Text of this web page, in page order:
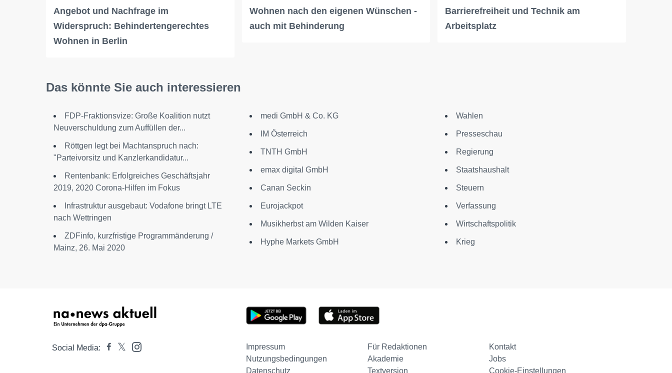
Angebot und Nachfrage im
Widerspruch: Behindertengerechtes
Wohnen in Berlin
Wohnen nach den eigenen Wünschen -
auch mit Behinderung
Barrierefreiheit und Technik am
Arbeitsplatz
Das könnte Sie auch interessieren
FDP-Fraktionsvize: Große Koalition nutzt
Neuverschuldung zum Auffüllen der...
Röttgen legt bei Machtanspruch nach:
"Parteivorsitz und Kanzlerkandidatur...
Rentenbank: Erfolgreiches Geschäftsjahr
2019, 2020 Corona-Hilfen im Fokus
Infrastruktur ausgebaut: Vodafone bringt LTE
nach Wettringen
ZDFinfo, kurzfristige Programmänderung /
Mainz, 26. Mai 2020
medi GmbH & Co. KG
IM Österreich
TNTH GmbH
emax digital GmbH
Canan Seckin
Eurojackpot
Musikherbst am Wilden Kaiser
Hyphe Markets GmbH
Wahlen
Presseschau
Regierung
Staatshaushalt
Steuern
Verfassung
Wirtschaftspolitik
Krieg
Social Media: Impressum Für Redaktionen
Kontakt
Nutzungsbedingungen
Akademie
Jobs
Datenschutz
Textversion Cookie-Einstellungen